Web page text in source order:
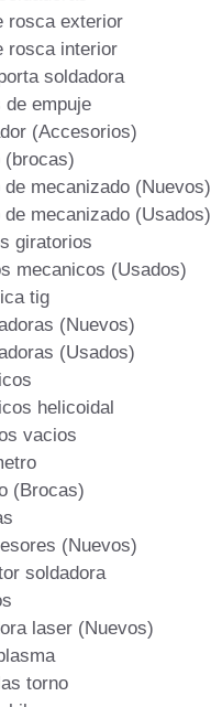
rosca exterior
rosca interior
soldadora
de empuje
(Accesorios)
(brocas)
de mecanizado (Nuevos)
de mecanizado (Usados)
giratorios
mecanicos (Usados)
tig
(Nuevos)
(Usados)
helicoidal
vacios
(Brocas)
(Nuevos)
soldadora
laser (Nuevos)
torno